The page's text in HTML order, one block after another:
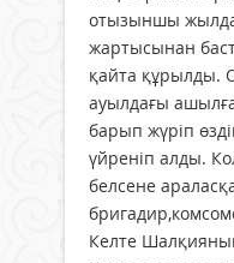
отызыншы
жартысынан
қайта құрылды.
ауылдағы
барып жүріп
үйреніп алды.
белсене
Келте